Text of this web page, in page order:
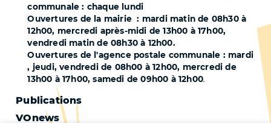
communale : chaque lundi
Ouvertures de la mairie : mardi matin de 08h30 à
12h00, mercredi après-midi de 13h00 à 17h00,
vendredi matin de 08h30 à 12h00.
Ouvertures de l'agence postale communale : mardi
, jeudi, vendredi de 08h00 à 12h00, mercredi de
13h00 à 17h00, samedi de 09h00 à 12h00.
Pied
Publications
VOnews